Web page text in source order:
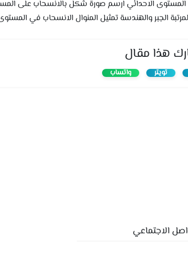
ف2 فكرة الدرس امثل نقاطا في المستوى الاحدائي ارسم صورة شكل
الجبر والهندسة تمثيل المنوال الانسحاب في المستوى
هذا مقال
تويتر واتساب
الاجتماعي